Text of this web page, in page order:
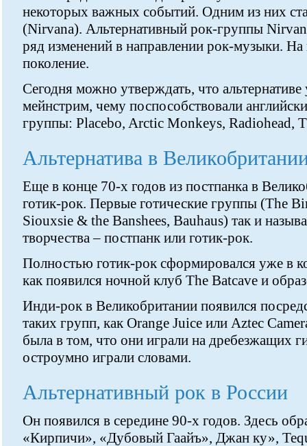
некоторых важных событий. Одним из них
(Nirvana). Альтернативный рок-группы
ряд изменений в направлении рок-музыки.
поколение.
Сегодня можно утверждать, что альтернативе
мейнстрим, чему поспособствовали
группы: Placebo, Arctic Monkeys, Radiohead,
Альтернатива в
Еще в конце 70-х годов из постпанка в
готик-рок. Первые готические группы (The
Siouxsie & the Banshees, Bauhaus) так и
творчества – постпанк или готик-рок.
Полностью готик-рок сформировался уже в
как появился ночной клуб The Batcave и
Инди-рок в Великобритании появился
таких групп, как Orange Juice или Aztec
была в том, что они играли на дребезжащих
остроумно играли словами.
Альтернативный рок в России
Он появился в середине 90-х годов. Здесь
«Кирпичи», «Дубовый Гаайъ», Джан ку»,